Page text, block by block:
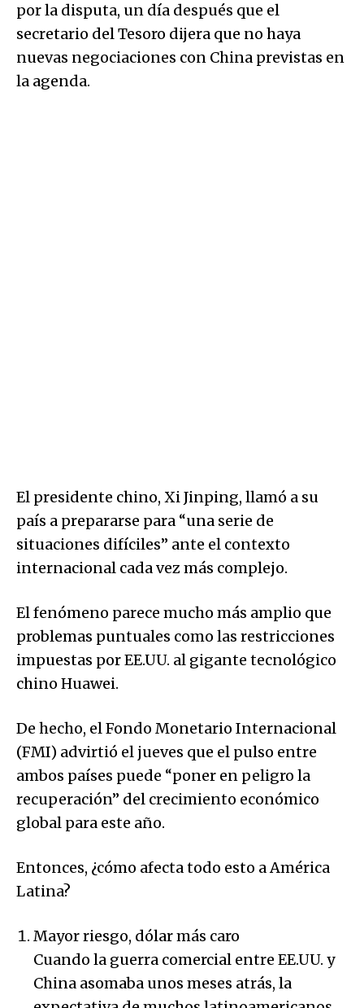
por la disputa, un día después que el
secretario del Tesoro dijera que no haya
nuevas negociaciones con China previstas en
la agenda.
El presidente chino, Xi Jinping, llamó a su
país a prepararse para “una serie de
situaciones difíciles” ante el contexto
internacional cada vez más complejo.
El fenómeno parece mucho más amplio que
problemas puntuales como las restricciones
impuestas por EE.UU. al gigante tecnológico
chino Huawei.
De hecho, el Fondo Monetario Internacional
(FMI) advirtió el jueves que el pulso entre
ambos países puede “poner en peligro la
recuperación” del crecimiento económico
global para este año.
Entonces, ¿cómo afecta todo esto a América
Latina?
Mayor riesgo, dólar más caro
Cuando la guerra comercial entre EE.UU. y
China asomaba unos meses atrás, la